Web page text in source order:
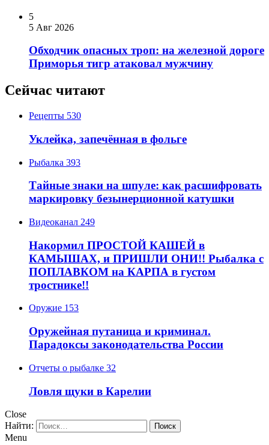
5
5 Авг 2026
Обходчик опасных троп: на железной дороге
Приморья тигр атаковал мужчину
Сейчас читают
Рецепты 530
Уклейка, запечённая в фольге
Рыбалка 393
Тайные знаки на шпуле: как расшифровать
маркировку безынерционной катушки
Видеоканал 249
Накормил ПРОСТОЙ КАШЕЙ в
КАМЫШАХ, и ПРИШЛИ ОНИ!! Рыбалка с
ПОПЛАВКОМ на КАРПА в густом
тростнике!!
Оружие 153
Оружейная путаница и криминал.
Парадоксы законодательства России
Отчеты о рыбалке 32
Ловля щуки в Карелии
Close
Найти:
Menu